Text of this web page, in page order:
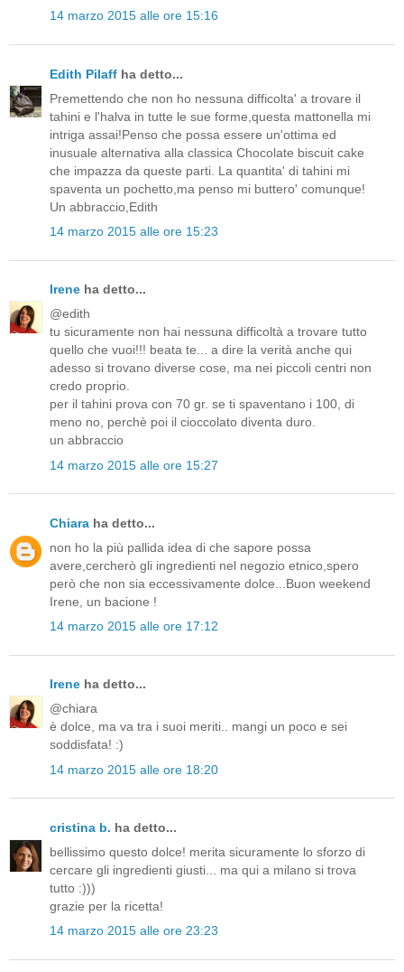
14 marzo 2015 alle ore 15:16
Edith Pilaff ha detto...
Premettendo che non ho nessuna difficolta' a trovare il
tahini e l'halva in tutte le sue forme,questa mattonella mi
intriga assai!Penso che possa essere un'ottima ed
inusuale alternativa alla classica Chocolate biscuit cake
che impazza da queste parti. La quantita' di tahini mi
spaventa un pochetto,ma penso mi buttero' comunque!
Un abbraccio,Edith
14 marzo 2015 alle ore 15:23
Irene ha detto...
@edith
tu sicuramente non hai nessuna difficoltà a trovare tutto
quello che vuoi!!! beata te... a dire la verità anche qui
adesso si trovano diverse cose, ma nei piccoli centri non
credo proprio.
per il tahini prova con 70 gr. se ti spaventano i 100, di
meno no, perchè poi il cioccolato diventa duro.
un abbraccio
14 marzo 2015 alle ore 15:27
Chiara ha detto...
non ho la più pallida idea di che sapore possa
avere,cercherò gli ingredienti nel negozio etnico,spero
però che non sia eccessivamente dolce...Buon weekend
Irene, un bacione !
14 marzo 2015 alle ore 17:12
Irene ha detto...
@chiara
è dolce, ma va tra i suoi meriti.. mangi un poco e sei
soddisfata! :)
14 marzo 2015 alle ore 18:20
cristina b. ha detto...
bellissimo questo dolce! merita sicuramente lo sforzo di
cercare gli ingredienti giusti... ma qui a milano si trova
tutto :)))
grazie per la ricetta!
14 marzo 2015 alle ore 23:23